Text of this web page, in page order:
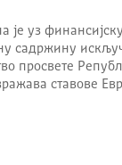
је уз
садржину
просвете
ставове